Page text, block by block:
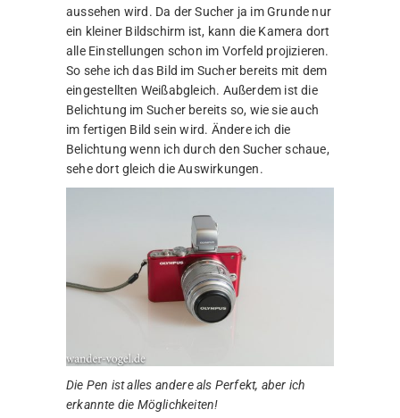
aussehen wird. Da der Sucher ja im Grunde nur
ein kleiner Bildschirm ist, kann die Kamera dort
alle Einstellungen schon im Vorfeld projizieren.
So sehe ich das Bild im Sucher bereits mit dem
eingestellten Weißabgleich. Außerdem ist die
Belichtung im Sucher bereits so, wie sie auch
im fertigen Bild sein wird. Ändere ich die
Belichtung wenn ich durch den Sucher schaue,
sehe dort gleich die Auswirkungen.
Die Pen ist alles andere als Perfekt, aber ich
erkannte die Möglichkeiten!